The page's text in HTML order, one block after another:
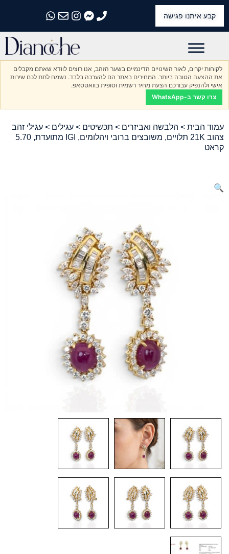
קבע איתנו פגישה
התקשרו אלינו
התקשרו אלינו
התקשרו אלינו
התקשרו אלינו
התקשרו אלינו
לקוחות יקרים, לאור השינויים הדינמיים בשער הזהב, אנו רוצים לוודא שאתם מקבלים
את ההצעה הטובה ביותר. המחירים באתר הם להערכה בלבד. נשמח לתת לכם שירות
אישי ולהנפיק עבורכם הצעת מחיר רשמית וסופית בוואטסאפ.
צרו קשר ב-WhatsApp
עמוד הבית > הלבשה ואביזרים > תכשיטים > עגילים > עגילי זהב
צהוב 21K תלויים, משובצים ברובי ויהלומים, IGI מתועדת, 5.70
קראט
🔍